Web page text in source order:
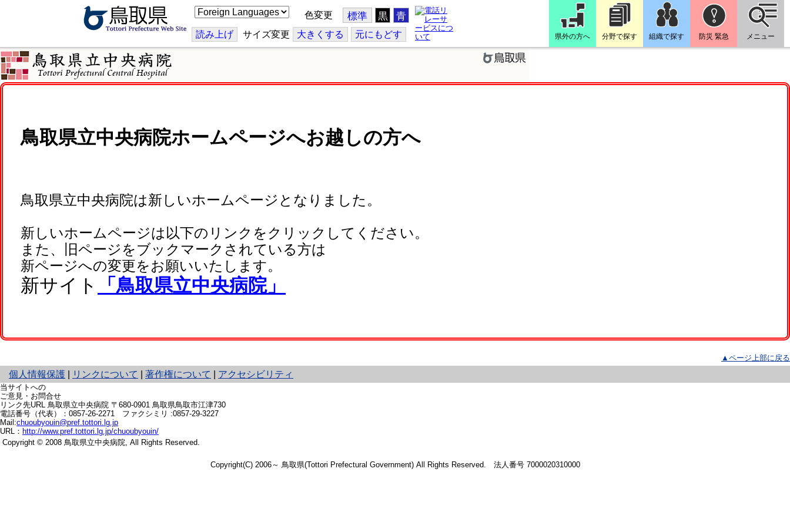
こ
の
ジ
を
る
色変更 標準 黒 青
読み上げ サイズ変更 大きくする 元にもどす 県外の方へ 分野で探す 組織で探す 防災 緊急 メニュー
鳥取県立中央病院ホームページへお越しの方へ
鳥取県立中央病院は新しいホームページとなりました。
新しいホームページは以下のリンクをクリックしてください。
また、旧ページをブックマークされている方は
新ページへの変更をお願いいたします。
新サイト 「鳥取県立中央病院」
▲ページ上部に戻る
個人情報保護
と
り
ッ
ト
へ
の
リンクについて 著作権について アクセシビリティ
当サイトへの
ご意見・お問合せ
リンク先URL 鳥取県立中央病院 〒680-0901 鳥取県鳥取市江津730
電話番号（代表）： 0857-26-2271 ファクシミリ :0857-29-3227
Mail:chuoubyouin@pref.tottori.lg.jp
URL： http://www.pref.tottori.lg.jp/chuoubyouin/
Copyright © 2008 鳥取県立中央病院, All Rights Reserved.
Copyright(C) 2006～ 鳥取県(Tottori Prefectural Government) All Rights Reserved. 法人番号 7000020310000